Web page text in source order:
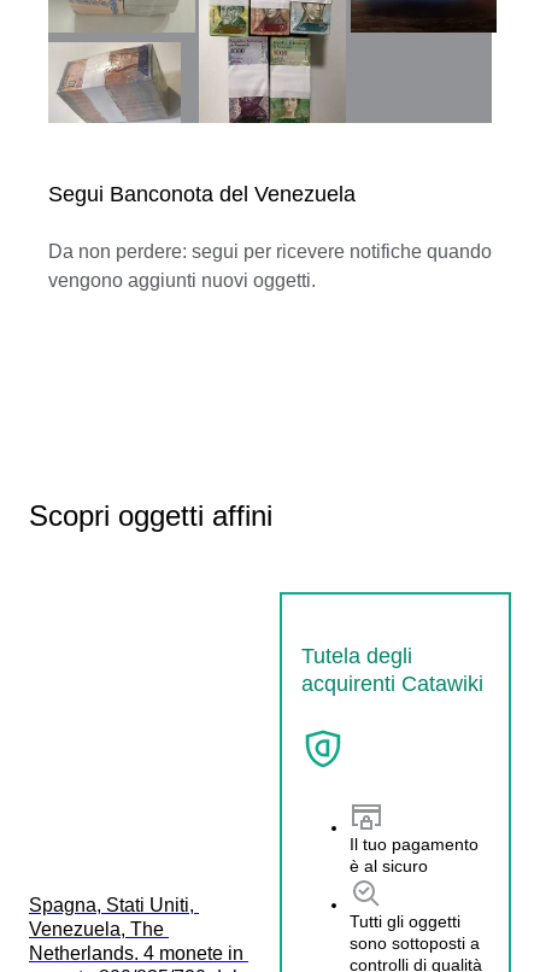
Segui Banconota del Venezuela
Da non perdere: segui per ricevere notifiche quando
vengono aggiunti nuovi oggetti.
Scopri oggetti affini
Tutela degli
acquirenti Catawiki
Il tuo pagamento
è al sicuro
Tutti gli oggetti
sono sottoposti a
controlli di qualità
Spagna, Stati Uniti,
Venezuela, The
Netherlands. 4 monete in